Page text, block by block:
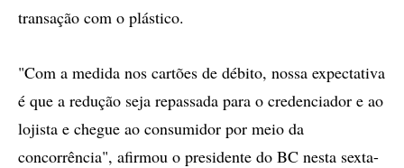
transação com o plástico.
"Com a medida nos cartões de débito, nossa expectativa
é que a redução seja repassada para o credenciador e ao
lojista e chegue ao consumidor por meio da
concorrência", afirmou o presidente do BC nesta sexta-